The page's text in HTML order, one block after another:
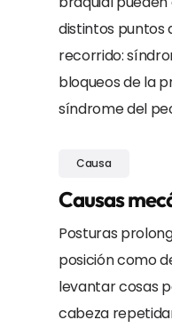
distintos puntos
recorrido:
bloqueos de la
síndrome del
Causa
Causas
Posturas
posición como
levantar cosas
cabeza